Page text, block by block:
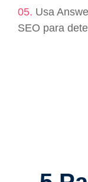
05. Usa
SEO para